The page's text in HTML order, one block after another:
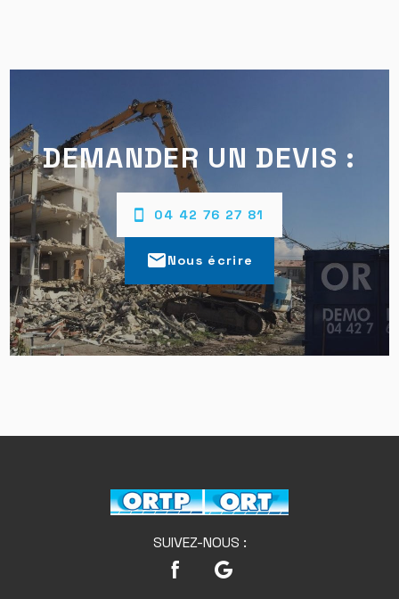
DEMANDER UN DEVIS :
04 42 76 27 81
mailNous écrire
SUIVEZ-NOUS :